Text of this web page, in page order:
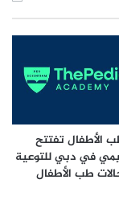
الأطفال تفتتح
في دبي للتوعية
طب الأطفال